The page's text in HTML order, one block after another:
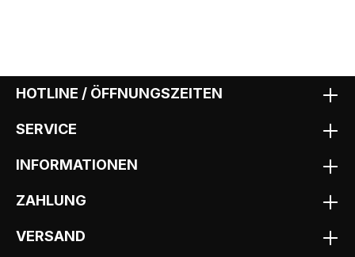
HOTLINE / ÖFFNUNGSZEITEN
SERVICE
INFORMATIONEN
ZAHLUNG
VERSAND